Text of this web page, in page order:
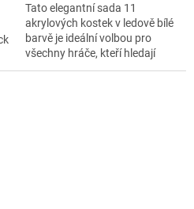
Tato elegantní sada 11
akrylových kostek v ledově bílé
barvě je ideální volbou pro
všechny hráče, kteří hledají
kvalitní a stylové herní doplňky.